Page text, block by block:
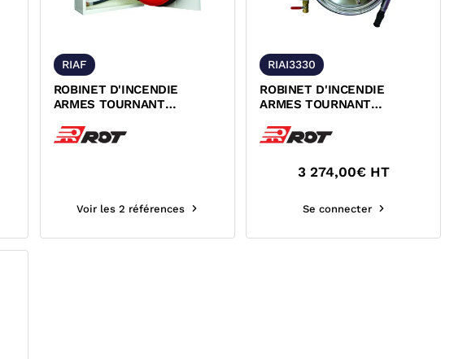
RIAF
ROBINET D'INCENDIE
ARMES TOURNANT
ROT
Voir les 2 références
RIAI3330
ROBINET D'INCENDIE
ARMES TOURNANT
3 274,00€ HT
Se connecter